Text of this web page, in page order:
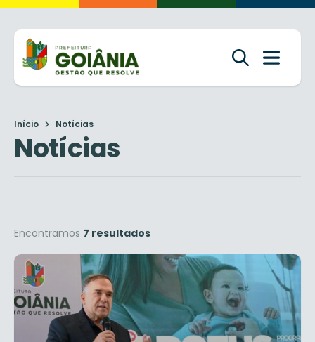
Início Notícias
Notícias
Encontramos 7 resultados